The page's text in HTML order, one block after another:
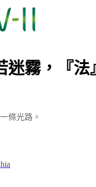
迷霧，『法
條光路。